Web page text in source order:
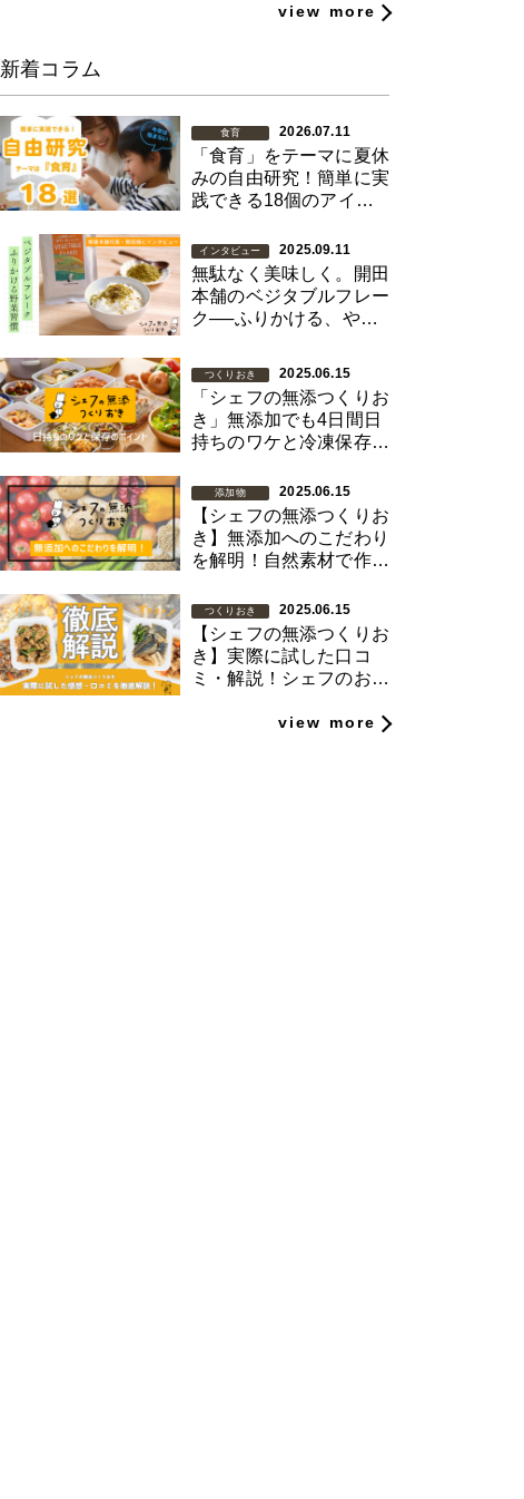
view more
新着コラム
食育 2026.07.11
「食育」をテーマに夏休
みの自由研究！簡単に実
践できる18個のアイデ
インタビュー 2025.09.11
無駄なく美味しく。開田
本舗のベジタブルフレー
ク──ふりかける、やさ
つくりおき 2025.06.15
「シェフの無添つくりお
き」無添加でも4日間日
持ちのワケと冷凍保存の
添加物 2025.06.15
【シェフの無添つくりお
き】無添加へのこだわり
を解明！自然素材で作ら
つくりおき 2025.06.15
【シェフの無添つくりお
き】実際に試した口コ
ミ・解説！シェフのお惣
view more